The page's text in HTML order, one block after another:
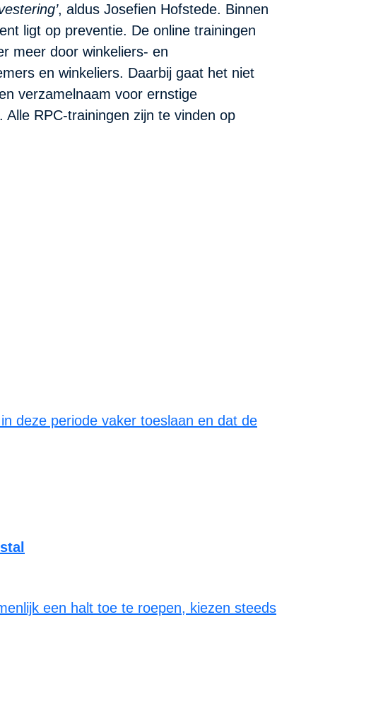
, aldus Josefien Hofstede. Binnen
ligt op preventie. De online trainingen
meer door winkeliers- en
en winkeliers. Daarbij gaat het niet
verzamelnaam voor ernstige
RPC-trainingen zijn te vinden op
deze periode vaker toeslaan en dat de
een halt toe te roepen, kiezen steeds